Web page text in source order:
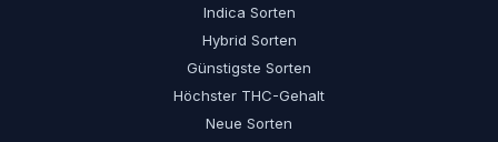
Indica Sorten
Hybrid Sorten
Günstigste Sorten
Höchster THC-Gehalt
Neue Sorten